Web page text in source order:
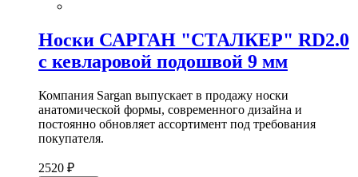
Носки САРГАН "СТАЛКЕР" RD2.0
с кевларовой подошвой 9 мм
Компания Sargan выпускает в продажу носки
анатомической формы, современного дизайна и
постоянно обновляет ассортимент под требования
покупателя.
2520 ₽